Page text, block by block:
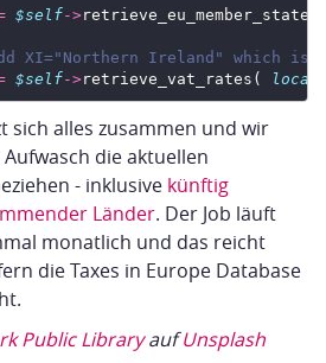
$self->
XI="Northern Ireland" which is
$self->retrieve_vat_rates(
sich alles zusammen und wir
die aktuellen
- inklusive künftig
Länder. Der Job läuft
monatlich und das reicht
die Taxes in Europe Database
Public LibraryaufUnsplash